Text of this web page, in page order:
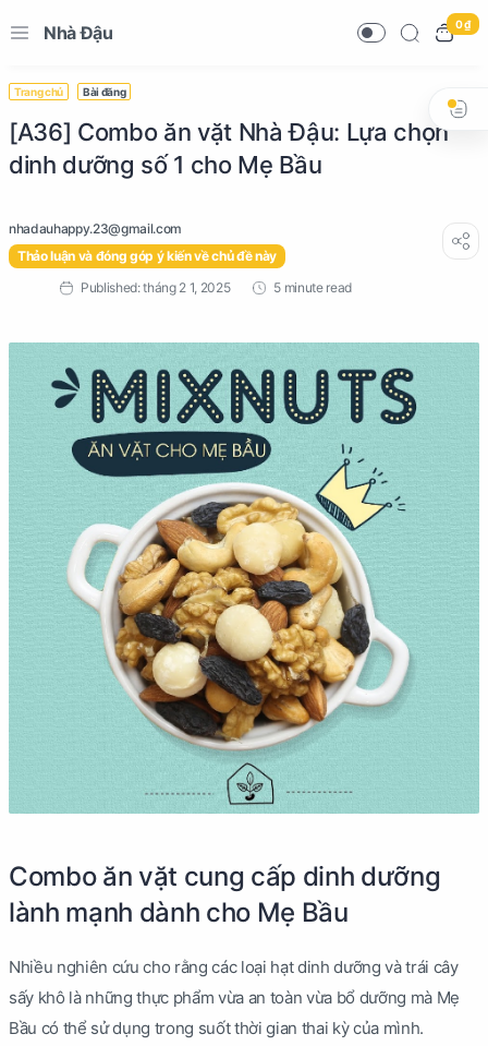
Nhà Đậu 0 ₫
Trang chủ Bài đăng
[A36] Combo ăn vặt Nhà Đậu: Lựa chọn
dinh dưỡng số 1 cho Mẹ Bầu
Thảo luận và đóng góp ý kiến về chủ đề này
5 minute read
Combo ăn vặt cung cấp dinh dưỡng
lành mạnh dành cho Mẹ Bầu
Nhiều nghiên cứu cho rằng các loại hạt dinh dưỡng và trái cây
sấy khô là những thực phẩm vừa an toàn vừa bổ dưỡng mà Mẹ
Bầu có thể sử dụng trong suốt thời gian thai kỳ của mình.